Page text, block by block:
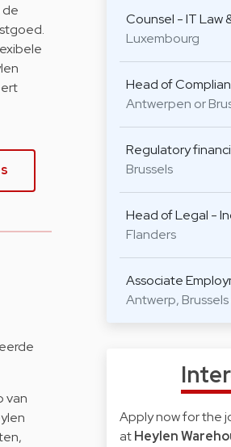
de
van
Counsel - IT Law
Luxembourg
Head of
Antwerpen or
Regulatory
Brussels
Head of Legal -
Flanders
Associate
Antwerp,
Apply now for the
atHeylen